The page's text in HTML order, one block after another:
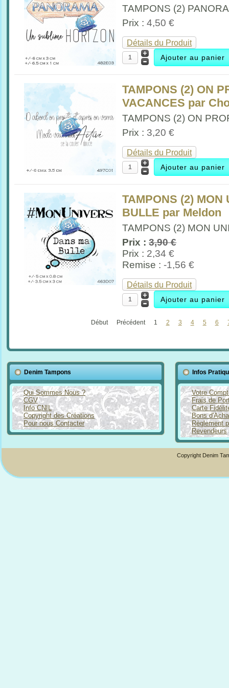
TAMPONS (2)
Prix :4,50 €
Détails du Produit
TAMPONS (2) ON
VACANCES par
TAMPONS (2) ON
Prix : 3,20 €
Détails du Produit
TAMPONS (2) MON
BULLE par Meldon
TAMPONS (2) MON
Prix :3,90 €
Prix : 2,34 €
Remise :-1,56 €
Détails du Produit
Début Précédent 1 2 3 4 5 6
Denim Tampons
Qui Sommes Nous ?
CGV
Info CNIL
Copyright des Créations
Pour nous Contacter
Infos
Votre
Frais de
Carte
Bons
Règlement
Revendeurs
Copyright Denim